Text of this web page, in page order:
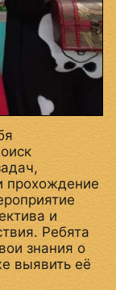
прохождение
и
Ребята
знания о
выявить её